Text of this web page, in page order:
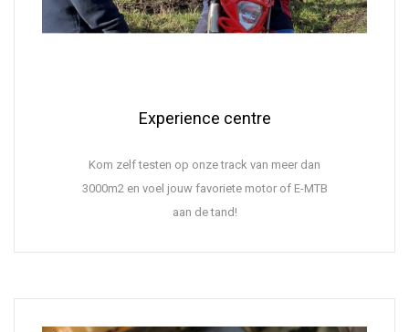
Experience centre
Kom zelf testen op onze track van meer dan
3000m2 en voel jouw favoriete motor of E-MTB
aan de tand!